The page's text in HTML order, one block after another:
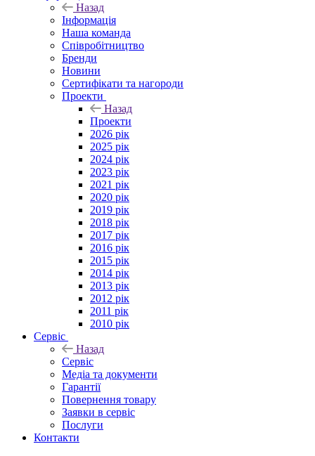
Назад
Інформація
Наша команда
Співробітництво
Бренди
Новини
Сертифікати та нагороди
Проекти
Назад
Проекти
2026 рік
2025 рік
2024 рік
2023 рік
2021 рік
2020 рік
2019 рік
2018 рік
2017 рік
2016 рік
2015 рік
2014 рік
2013 рік
2012 рік
2011 рік
2010 рік
Сервіс
Назад
Сервіс
Медіа та документи
Гарантії
Повернення товару
Заявки в сервіс
Послуги
Контакти